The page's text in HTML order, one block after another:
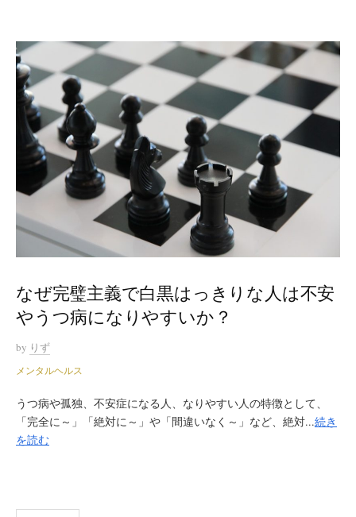
なぜ完璧主義で白黒はっきりな人は不安
やうつ病になりやすいか？
by りず
メンタルヘルス
うつ病や孤独、不安症になる人、なりやすい人の特徴として、
「完全に～」「絶対に～」や「間違いなく～」など、絶対...続き
を読む